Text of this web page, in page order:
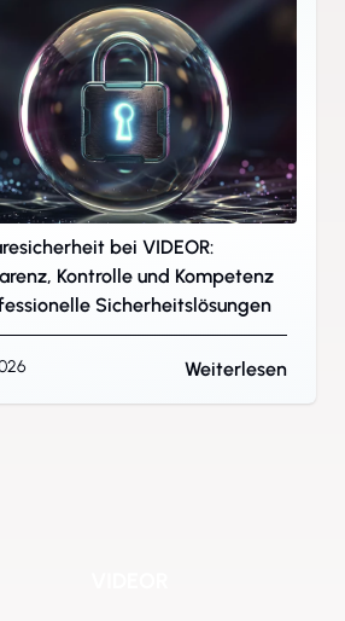
bei VIDEOR:
Kontrolle und Kompetenz
Sicherheitslösungen
Weiterlesen